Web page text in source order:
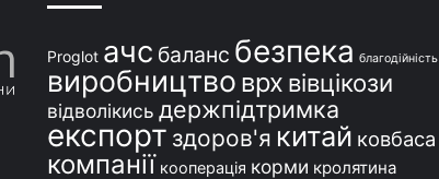
Proglot ачс баланс безпека благодійність
виробництво врх вівцікози
відволікись держпідтримка
експорт здоров'я китай ковбаса
компанії кооперація корми кролятина